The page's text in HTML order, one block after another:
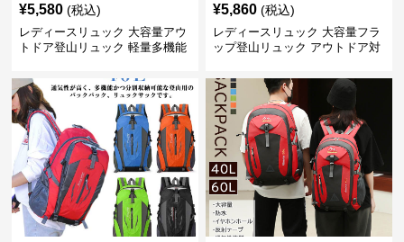
¥5,580 (税込)
レディースリュック 大容量アウ
トドア登山リュック 軽量多機能
¥5,860 (税込)
レディースリュック 大容量フラ
ップ登山リュック アウトドア対